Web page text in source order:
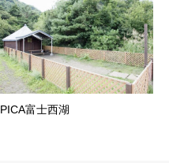
PICA富士西湖